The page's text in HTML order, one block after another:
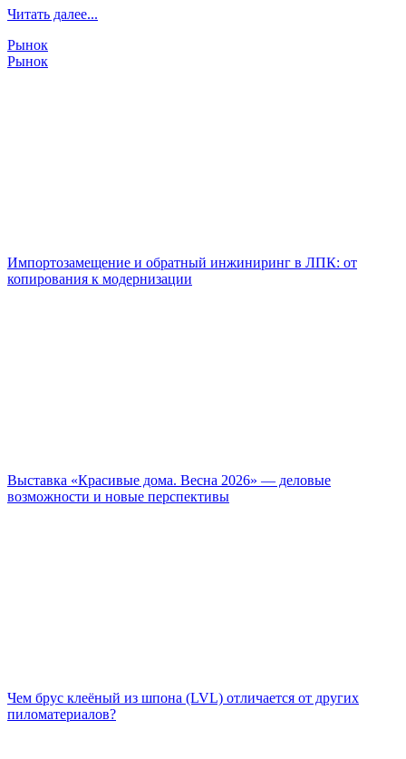
Читать далее...
Рынок
Рынок
Импортозамещение и обратный инжиниринг в ЛПК: от
копирования к модернизации
Выставка «Красивые дома. Весна 2026» — деловые
возможности и новые перспективы
Чем брус клеёный из шпона (LVL) отличается от других
пиломатериалов?